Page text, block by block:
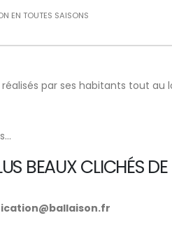
EN TOUTES SAISONS
par ses habitants tout au
BEAUX CLICHÉS